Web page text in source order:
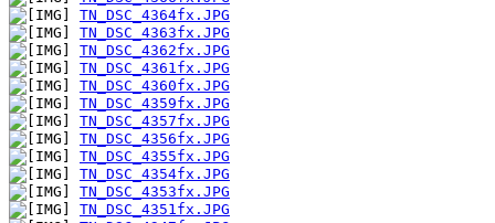
TN_DSC_4364fx.JPG
TN_DSC_4363fx.JPG
TN_DSC_4362fx.JPG
TN_DSC_4361fx.JPG
TN_DSC_4360fx.JPG
TN_DSC_4359fx.JPG
TN_DSC_4357fx.JPG
TN_DSC_4356fx.JPG
TN_DSC_4355fx.JPG
TN_DSC_4354fx.JPG
TN_DSC_4353fx.JPG
TN_DSC_4351fx.JPG